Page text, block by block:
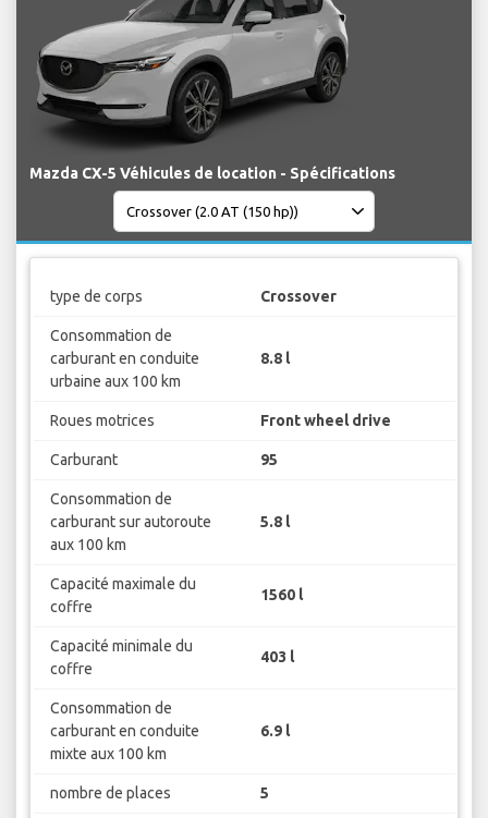
Mazda CX-5 Véhicules de location - Spécifications
type de corps Crossover
Consommation de
carburant en conduite
urbaine aux 100 km
8.8 l
Roues motrices Front wheel drive
Carburant 95
Consommation de
carburant sur autoroute
aux 100 km
5.8 l
Capacité maximale du
coffre
1560 l
Capacité minimale du
coffre
403 l
Consommation de
carburant en conduite
mixte aux 100 km
6.9 l
nombre de places 5